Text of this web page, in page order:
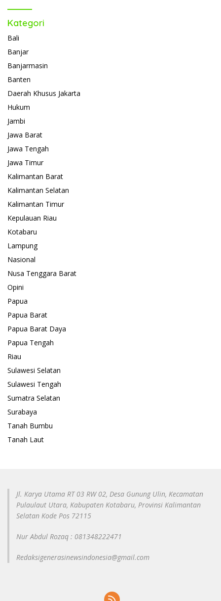
Kategori
Bali
Banjar
Banjarmasin
Banten
Daerah Khusus Jakarta
Hukum
Jambi
Jawa Barat
Jawa Tengah
Jawa Timur
Kalimantan Barat
Kalimantan Selatan
Kalimantan Timur
Kepulauan Riau
Kotabaru
Lampung
Nasional
Nusa Tenggara Barat
Opini
Papua
Papua Barat
Papua Barat Daya
Papua Tengah
Riau
Sulawesi Selatan
Sulawesi Tengah
Sumatra Selatan
Surabaya
Tanah Bumbu
Tanah Laut
Jl. Karya Utama RT 03 RW 02, Desa Gunung Ulin, Kecamatan
Pulaulaut Utara, Kabupaten Kotabaru, Provinsi Kalimantan
Selatan Kode Pos 72115
Nur Abdul Rozaq : 081348222471
Redaksigenerasinewsindonesia@gmail.com